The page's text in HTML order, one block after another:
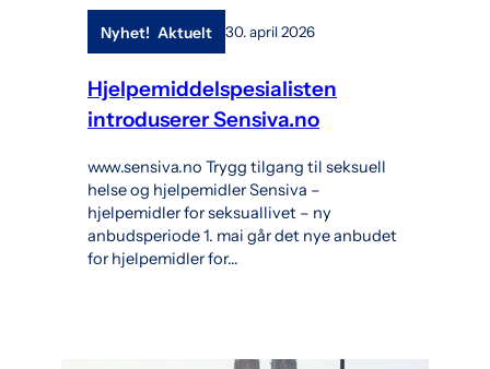
Nyhet!, Aktuelt 30. april 2026
Hjelpemiddelspesialisten
introduserer Sensiva.no
www.sensiva.no Trygg tilgang til seksuell
helse og hjelpemidler Sensiva –
hjelpemidler for seksuallivet – ny
anbudsperiode 1. mai går det nye anbudet
for hjelpemidler for…